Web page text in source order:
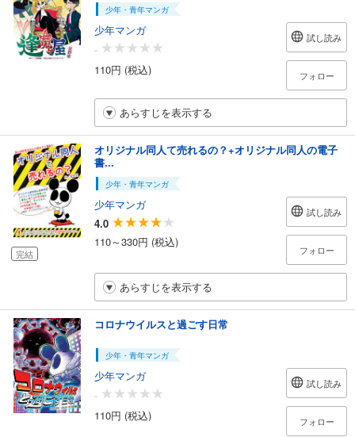
少年・青年マンガ
少年マンガ
-
110円 (税込)
試し読み
フォロー
あらすじを表示する
完結
オリジナル同人て売れるの？+オリジナル同人の電子
書...
少年・青年マンガ
少年マンガ
4.0
110～330円 (税込)
試し読み
フォロー
あらすじを表示する
コロナウイルスと過ごす日常
少年・青年マンガ
少年マンガ
-
110円 (税込)
試し読み
フォロー